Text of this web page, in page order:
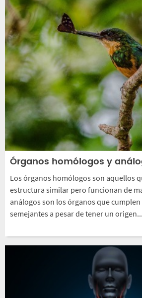
Órganos homólogos y
Los órganos homólogos son aquellos
estructura similar pero funcionan de
análogos son los órganos que
semejantes a pesar de tener un origen...